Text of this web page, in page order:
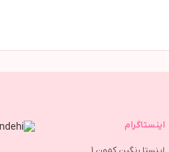
اینستاگرام